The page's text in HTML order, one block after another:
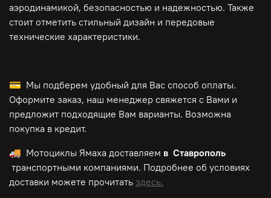
аэродинамикой, безопасностью и надежностью. Также
стоит отметить стильный дизайн и передовые
технические характеристики.
💳 Мы подберем удобный для Вас способ оплаты.
Оформите заказ, наш менеджер свяжется с Вами и
предложит подходящие Вам варианты. Возможна
покупка в кредит.
🚚 Мотоциклы Ямаха доставляем в Ставрополь
транспортными компаниями. Подробнее об условиях
доставки можете прочитать здесь.